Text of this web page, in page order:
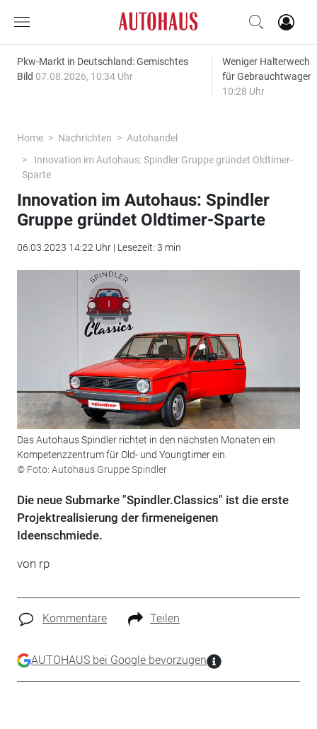
Pkw-Markt in Deutschland: Gemischtes
Bild 07.08.2026, 10:34 Uhr
Weniger
für
10:28 Uhr
Home Nachrichten
Autohandel
Innovation im Autohaus: Spindler Gruppe gründet Oldtimer-
Sparte
Innovation im Autohaus: Spindler
Gruppe gründet Oldtimer-Sparte
06.03.2023 14:22 Uhr | Lesezeit: 3 min
Das Autohaus Spindler richtet in den nächsten Monaten ein
Kompetenzzentrum für Old- und Youngtimer ein.
© Foto: Autohaus Gruppe Spindler
Die neue Submarke "Spindler.Classics" ist die erste
Projektrealisierung der firmeneigenen
Ideenschmiede.
von rp
Kommentare Teilen
AUTOHAUS bei Google bevorzugen